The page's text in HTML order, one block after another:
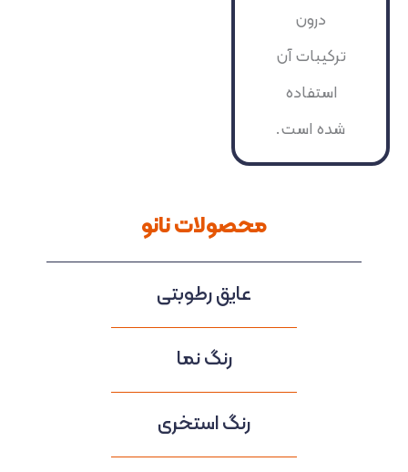
درون
ترکیبات آن
استفاده
شده است.
محصولات نانو
عایق رطوبتی
رنگ نما
رنگ استخری